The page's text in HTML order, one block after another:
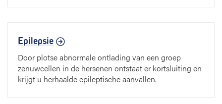
Epilepsie
Door plotse abnormale ontlading van een groep
zenuwcellen in de hersenen ontstaat er kortsluiting en
krijgt u herhaalde epileptische aanvallen.